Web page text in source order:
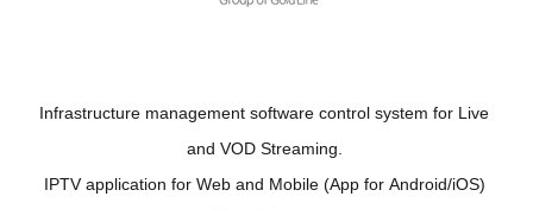
Infrastructure management software control system for Live
and VOD Streaming.
IPTV application for Web and Mobile (App for Android/iOS)